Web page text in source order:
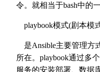
令。就相当于bash中的一
playbook模式(剧本模
是Ansible主要管理方
所在。playbook通过多
服务的安装部署、数据